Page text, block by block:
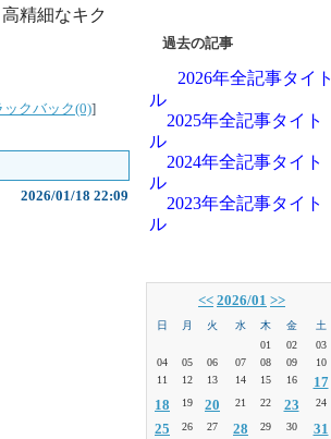
精細なキク
ックバック(0)]
2026/01/18 22:09
過去の記事
2026年全記事タイト
ル
2025年全記事タイト
ル
2024年全記事タイト
ル
2023年全記事タイト
ル
<< 2026/01 >>
日 月 火 水 木 金
土
01
02
03
04
05 06 07 08 09
10
11
12 13 14 15 16
17
18
19 20 21 22 23 24
25 26 27 28 29 30 31